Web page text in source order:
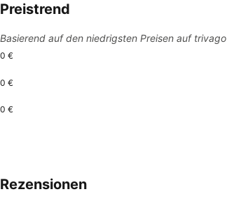
Preistrend
Basierend auf den niedrigsten Preisen auf
0 €
0 €
0 €
Rezensionen